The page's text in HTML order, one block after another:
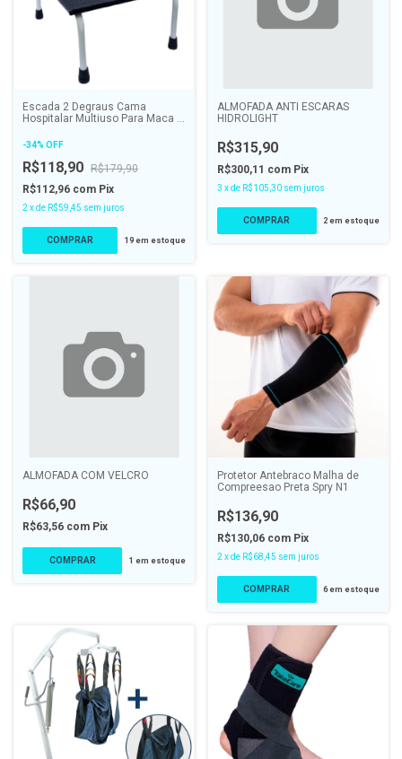
Escada 2 Degraus Cama
Hospitalar Multiuso Para Maca -
-34% OFF
R$118,90 R$179,90
R$112,96 com Pix
2 xde R$59,45 sem juros
19em estoque
ALMOFADA ANTI ESCARAS
HIDROLIGHT
R$315,90
R$300,11 com Pix
3 xde R$105,30 sem juros
COMPRAR 2 em estoque
ALMOFADA COM VELCRO
R$66,90
R$63,56 com Pix
COMPRAR 1 em estoque
Protetor Antebraco Malha de
Compreesao Preta Spry N1
R$136,90
R$130,06 com Pix
2 xde R$68,45 sem juros
COMPRAR 6em estoque